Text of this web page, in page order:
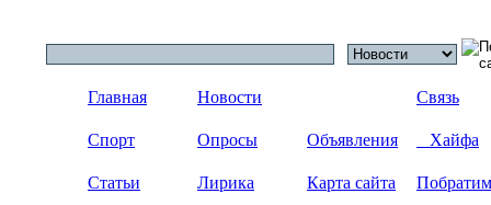
Главная Новости Связь
Спорт Опросы Объявления Хайфа
Статьи Лирика Карта сайта